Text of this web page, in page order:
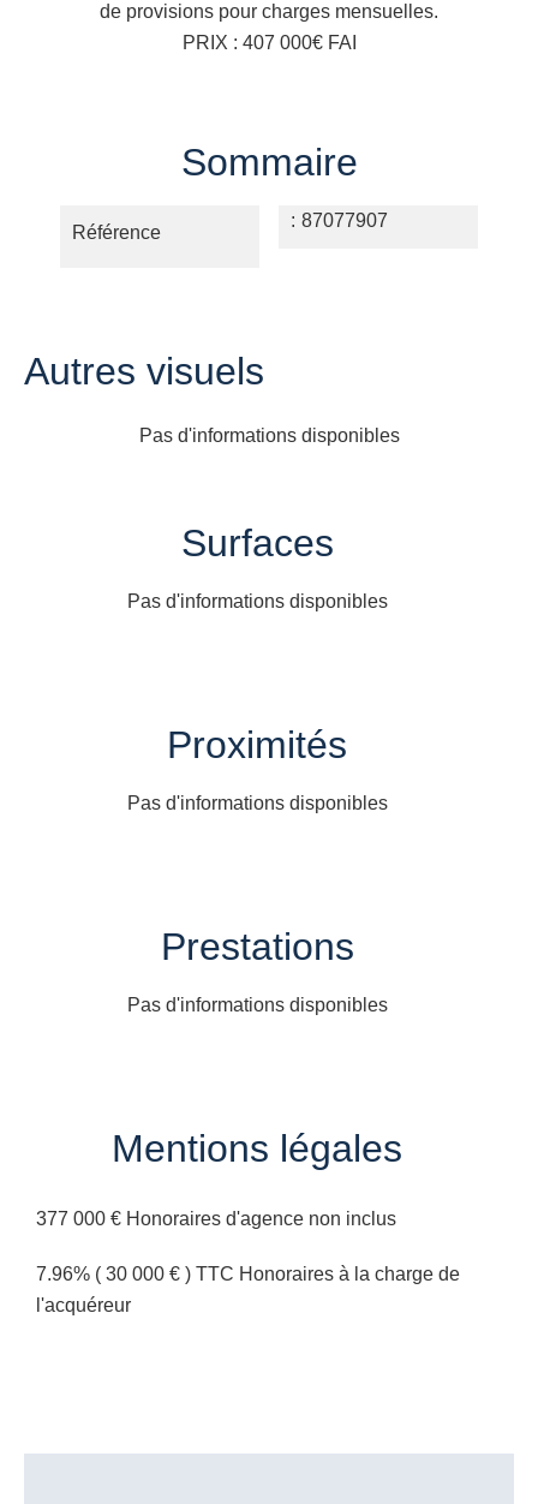
de provisions pour charges mensuelles.
PRIX : 407 000€ FAI
Sommaire
Référence
87077907
Autres visuels
Pas d'informations disponibles
Surfaces
Pas d'informations disponibles
Proximités
Pas d'informations disponibles
Prestations
Pas d'informations disponibles
Mentions légales
377 000 € Honoraires d'agence non inclus
7.96% ( 30 000 € ) TTC Honoraires à la charge de
l'acquéreur